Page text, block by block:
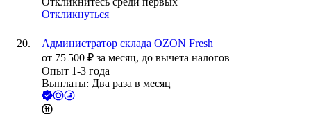
Откликнуться
Администратор склада OZON Fresh
от 75 500 ₽ за месяц, до вычета налогов
Опыт 1-3 года
Выплаты: Два раза в месяц